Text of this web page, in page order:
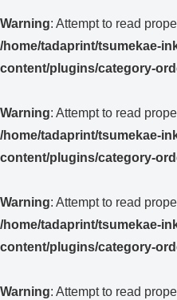
Warning: Attempt to read
/home/tadaprint/tsumekae-
content/plugins/category-
Warning: Attempt to read
/home/tadaprint/tsumekae-
content/plugins/category-
Warning: Attempt to read
/home/tadaprint/tsumekae-
content/plugins/category-
Warning: Attempt to read